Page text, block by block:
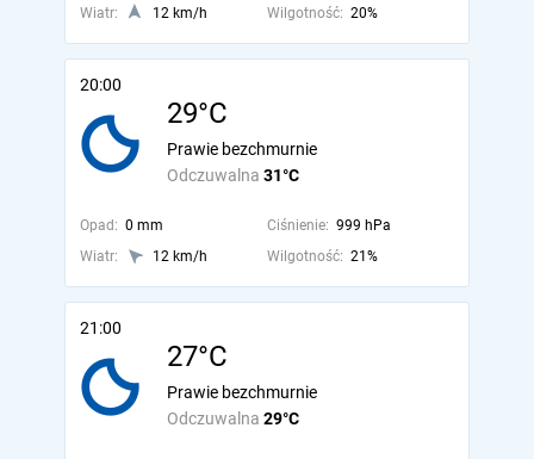
Wiatr:
12 km/h Wilgotność: 20%
20:00
29°C
Odczuwalna 31°C
Prawie bezchmurnie
Opad: 0 mm Ciśnienie: 999 hPa
Wiatr:
12 km/h Wilgotność: 21%
21:00
27°C
Odczuwalna 29°C
Prawie bezchmurnie